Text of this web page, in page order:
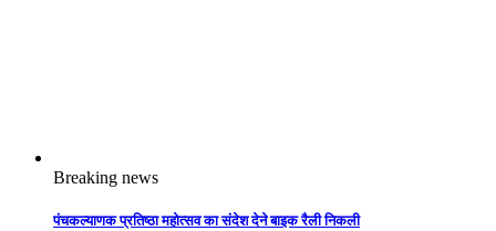
Breaking news
पंचकल्याणक प्रतिष्ठा महोत्सव का संदेश देने बाइक रैली निकली